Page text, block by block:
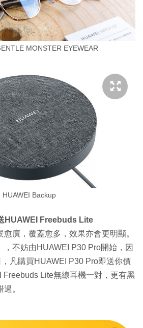
MONSTER EYEWEAR
HUAWEI Backup
HUAWEI Freebuds Lite
廣，覆蓋愈多，效果亦會更明顯。
，不妨由HUAWEI P30 Pro開始，因
凡購買HUAWEI P30 Pro即送你價
Freebuds Lite無線耳機一對，更有黑
。